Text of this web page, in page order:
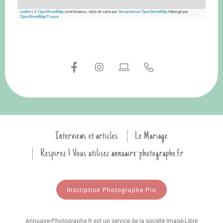
Leaflet|©OpenStreetMapcontributeurs, style de carte parHumanitarian OpenStreetMaphébergé par
OpenStreetMap France
Interviews et articles
Le Mariage
Respirez ! Vous utilisez annuaire-photographe.fr
Inscription Photographe Pro
Annuaire-Photographe.fr est un service de la société Image-Libre